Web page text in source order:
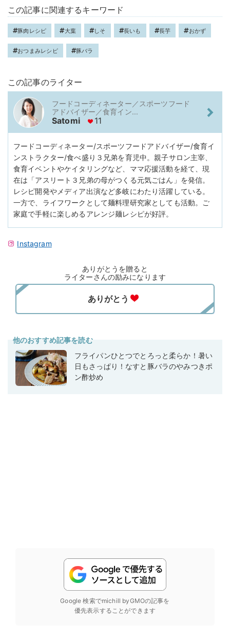
この記事に関連するキーワード
豚肉レシピ 大葉 しそ 長いも 長芋 おかず
おつまみレシピ 豚バラ
この記事のライター
フードコーディネーター／スポーツフード
アドバイザー／食育イン...
Satomi 11
フードコーディネーター/スポーツフードアドバイザー/食育イ
ンストラクター/食べ盛り３兄弟を育児中。親子サロン主宰、
食育イベントやケイタリングなど、ママ応援活動を経て、現
在は「アスリート３兄弟の母がつくる元気ごはん」を発信。
レシピ開発やメディア出演など多岐にわたり活躍している。
一方で、ライフワークとして麺料理研究家としても活動。ご
家庭で手軽に楽しめるアレンジ麺レシピが好評。
Instagram
ありがとうを贈ると
ライターさんの励みになります
他のおすすめ記事を読む
フライパンひとつでとろっと柔らか！暑い
日もさっぱり！なすと豚バラのやみつきポ
ン酢炒め
Google 検索でmichill byGMOの記事を
優先表示することができます